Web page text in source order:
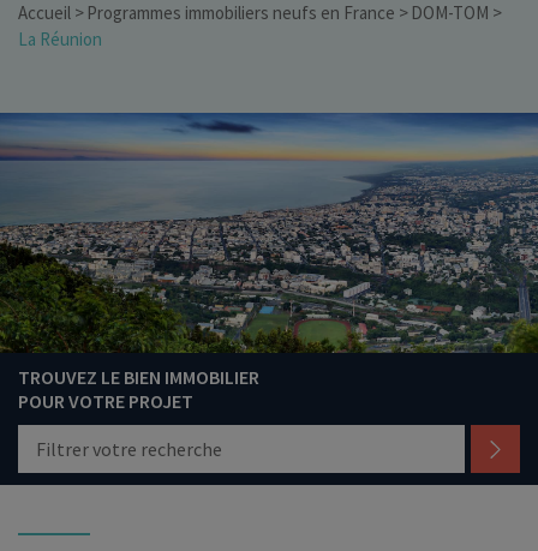
Accueil Programmes immobiliers neufs en France
DOM-TOM
La Réunion
TROUVEZ LE BIEN IMMOBILIER
POUR VOTRE PROJET
Filtrer votre recherche